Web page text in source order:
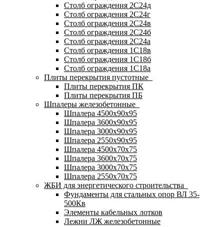
Столб ограждения 2С24д
Столб ограждения 2С24г
Столб ограждения 2С24в
Столб ограждения 2С24б
Столб ограждения 2С24а
Столб ограждения 1С18в
Столб ограждения 1С18б
Столб ограждения 1С18а
Плиты перекрытия пустотные
Плиты перекрытия ПК
Плиты перекрытия ПБ
Шпалеры железобетонные
Шпалера 4500х90х95
Шпалера 3600х90х95
Шпалера 3000х90х95
Шпалера 2550х90х95
Шпалера 4500х70х75
Шпалера 3600х70х75
Шпалера 3000х70х75
Шпалера 2550х70х75
ЖБИ для энергетического строительства
Фундаменты для стальных опор ВЛ 35-
500Кв
Элементы кабельных лотков
Лежни ЛЖ железобетонные